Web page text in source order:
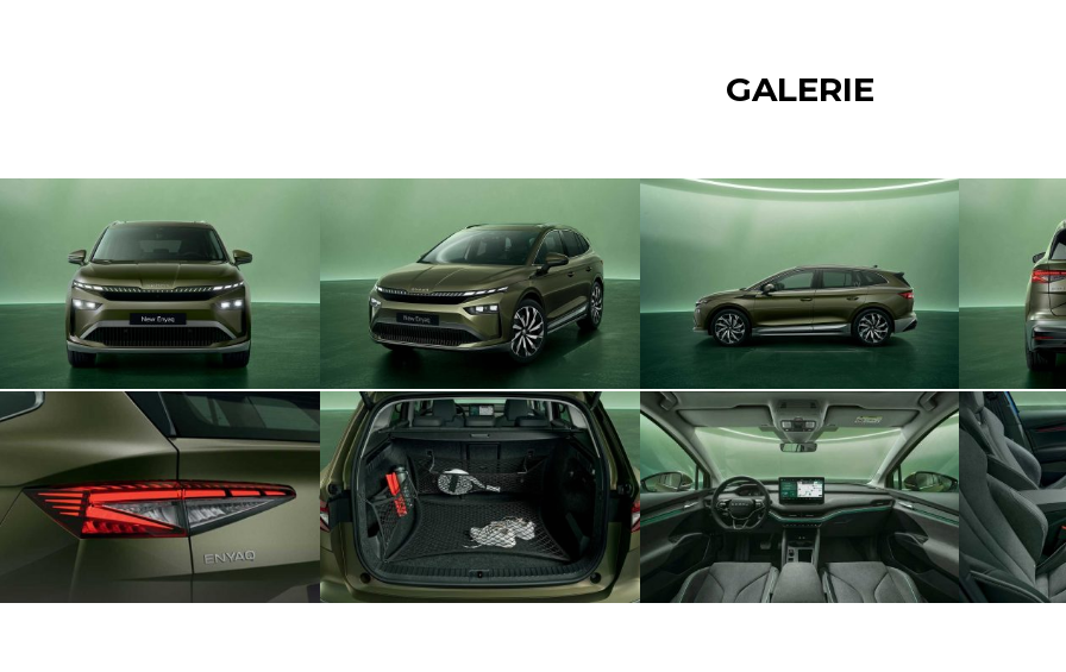
GALERIE